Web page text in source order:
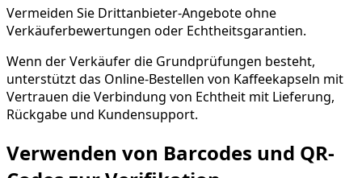
Vermeiden Sie Drittanbieter-Angebote ohne
Verkäuferbewertungen oder Echtheitsgarantien.
Wenn der Verkäufer die Grundprüfungen besteht,
unterstützt das Online-Bestellen von Kaffeekapseln mit
Vertrauen die Verbindung von Echtheit mit Lieferung,
Rückgabe und Kundensupport.
Verwenden von Barcodes und QR-